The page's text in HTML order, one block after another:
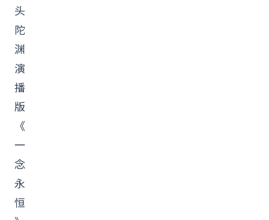
头
陀
渊
演
播
版
《
一
念
永
恒